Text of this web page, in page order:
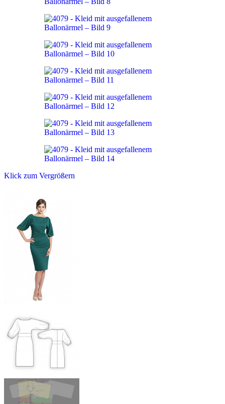
Klick zum Vergrößern